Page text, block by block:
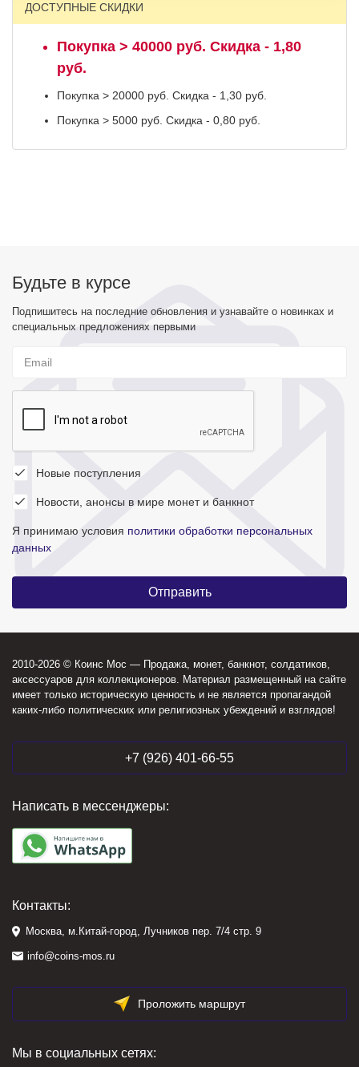
ДОСТУПНЫЕ СКИДКИ
Покупка > 40000 руб. Скидка - 1,80
руб.
Покупка > 20000 руб. Скидка - 1,30 руб.
Покупка > 5000 руб. Скидка - 0,80 руб.
Будьте в курсе
Подпишитесь на последние обновления и узнавайте о новинках и
специальных предложениях первыми
Новые поступления
Новости, анонсы в мире монет и банкнот
Я принимаю условия политики обработки персональных
данных
2010-2026 © Коинс Мос — Продажа, монет, банкнот, солдатиков,
аксессуаров для коллекционеров. Материал размещенный на сайте
имеет только историческую ценность и не является пропагандой
каких-либо политических или религиозных убеждений и взглядов!
+7 (926) 401-66-55
Написать в мессенджеры:
Контакты:
Москва, м.Китай-город, Лучников пер. 7/4 стр. 9
info@coins-mos.ru
Проложить маршрут
Мы в социальных сетях: